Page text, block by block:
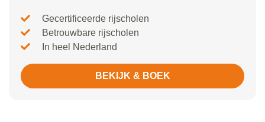
Gecertificeerde rijscholen
Betrouwbare rijscholen
In heel Nederland
BEKIJK & BOEK